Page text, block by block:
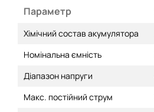
Параметр
Хімічний состав акумулятора
Номінальна ємність
Діапазон напруги
Макс. постійний струм